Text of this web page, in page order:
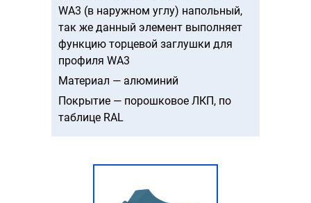
WA3 (в наружном углу) напольный,
так же данный элемент выполняет
функцию торцевой заглушки для
профиля WA3
Материал — алюминий
Покрытие — порошковое ЛКП, по
таблице RAL